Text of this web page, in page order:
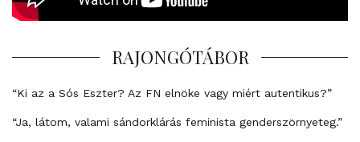
RAJONGÓTÁBOR
“Ki az a Sós Eszter? Az FN elnöke vagy miért autentikus?”
“Ja, látom, valami sándorklárás feminista genderszörnyeteg.”